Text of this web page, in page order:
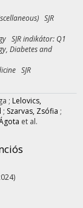
SJR
SJR indikátor: Q1
Diabetes and
SJR
; Lelovics,
; Szarvas, Zsófia ;
et al.